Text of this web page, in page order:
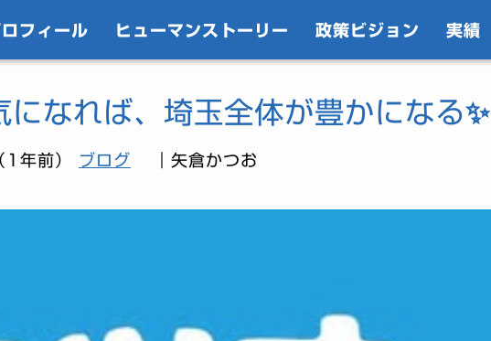
フィール ヒューマンストーリー 政策ビジョン 実績
になれば、埼玉全体が豊かになる✨
年前） ブログ ｜矢倉かつお